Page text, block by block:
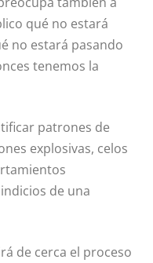
qué no estará
no estará pasando
tenemos la
patrones de
explosivas, celos
de una
de cerca el proceso